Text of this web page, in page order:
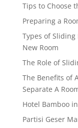
Tips to Choose
Preparing a
Types of Sliding
New Room
The Role of
The Benefits of
Separate A
Hotel Bamboo
Partisi Geser